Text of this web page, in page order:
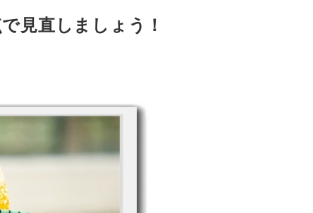
見直しましょう！